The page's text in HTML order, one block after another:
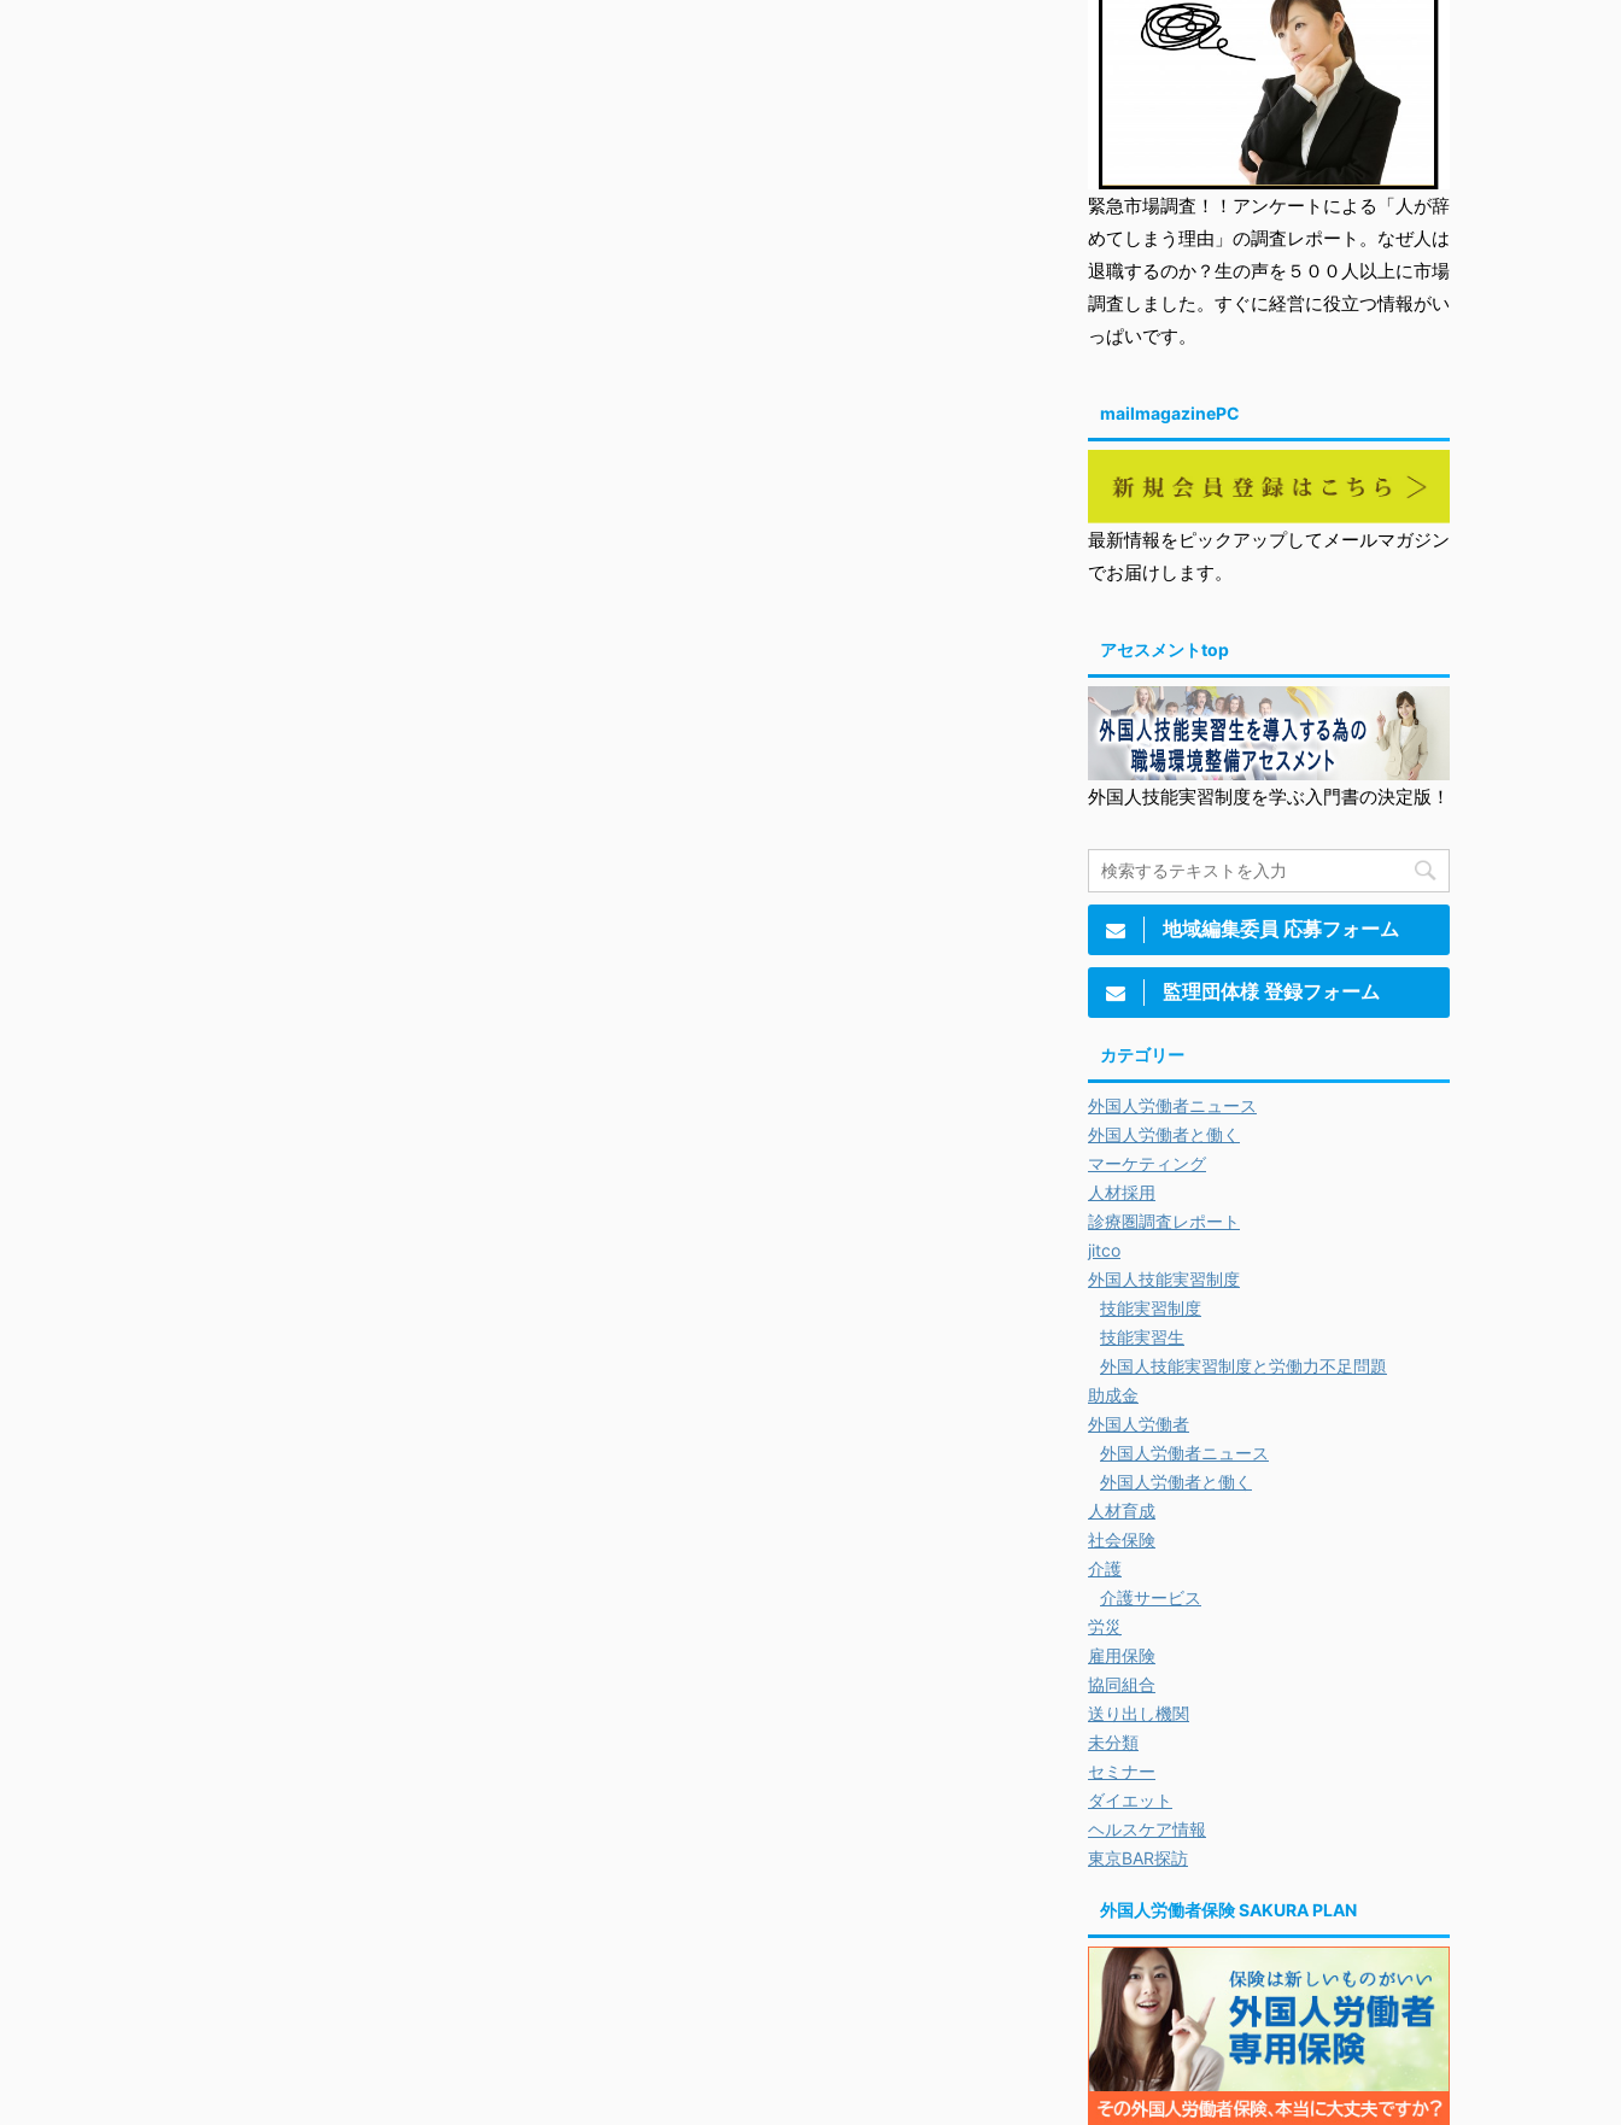
緊急市場調査！！アンケートによる「人が辞
めてしまう理由」の調査レポート。なぜ人は
退職するのか？生の声を５００人以上に市場
調査しました。すぐに経営に役立つ情報がい
っぱいです。
mailmagazinePC
最新情報をピックアップしてメールマガジン
でお届けします。
アセスメントtop
外国人技能実習制度を学ぶ入門書の決定版！
地域編集委員 応募フォーム
監理団体様 登録フォーム
カテゴリー
外国人労働者ニュース
外国人労働者と働く
マーケティング
人材採用
診療圏調査レポート
jitco
外国人技能実習制度
技能実習制度
技能実習生
外国人技能実習制度と労働力不足問題
助成金
外国人労働者
外国人労働者ニュース
外国人労働者と働く
人材育成
社会保険
介護
介護サービス
労災
雇用保険
協同組合
送り出し機関
未分類
セミナー
ダイエット
ヘルスケア情報
東京BAR探訪
外国人労働者保険 SAKURA PLAN